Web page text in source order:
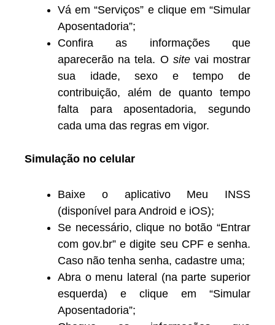
Vá em “Serviços” e clique em “Simular
Aposentadoria”;
Confira as informações que
aparecerão na tela. O sitevai mostrar
sua idade, sexo e tempo de
contribuição, além de quanto tempo
falta para aposentadoria, segundo
cada uma das regras em vigor.
Simulação no celular
Baixe o aplicativo Meu INSS
(disponível para Android e iOS);
Se necessário, clique no botão “Entrar
com gov.br” e digite seu CPF e senha.
Caso não tenha senha, cadastre uma;
Abra o menu lateral (na parte superior
esquerda) e clique em “Simular
Aposentadoria”;